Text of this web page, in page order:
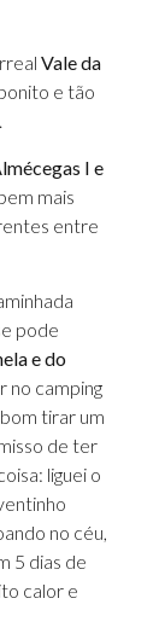
Vale da
e tão
I e
mais
entre
pode
e do
no camping
tirar um
de ter
liguei o
no céu,
5 dias de
calor e